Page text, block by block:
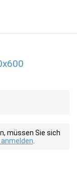
müssen Sie sich